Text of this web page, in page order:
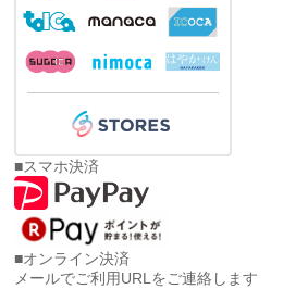
■スマホ決済
■オンライン決済
メールでご利用URLをご連絡します